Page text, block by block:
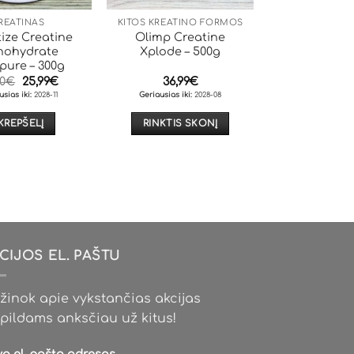
Creatine
– 300g
€
Original
price
28,00€.
25,99€Current
price
iki: 2028-11
KITOS KREATINO FORMOS
Olimp Creatine
Xplode – 500g
36,99€
Geriausias iki:2028-08
RINKTIS SKONĮ
chosen
EL. PAŠTU
apie vykstančias akcijas
anksčiau už kitus!